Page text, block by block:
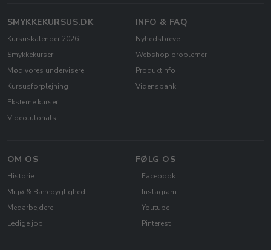
SMYKKEKURSUS.DK
Kursuskalender 2026
Smykkekurser
Mød vores undervisere
Kursusforplejning
Eksterne kurser
Videotutorials
INFO & FAQ
Nyhedsbreve
Webshop problemer
Produktinfo
Vidensbank
OM OS
Historie
Miljø & Bæredygtighed
Medarbejdere
Ledige job
FØLG OS
Facebook
Instagram
Youtube
Pinterest